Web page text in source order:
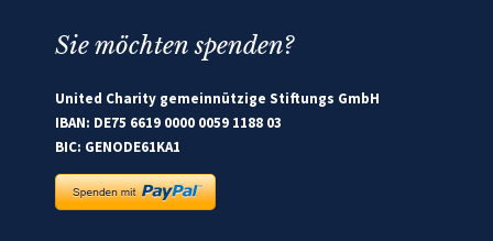
Sie möchten spenden?
United Charity gemeinnützige Stiftungs GmbH
IBAN: DE75 6619 0000 0059 1188 03
BIC: GENODE61KA1